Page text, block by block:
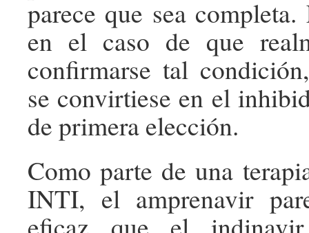
parece que sea
en el caso de que
confirmarse tal
se convirtiese en el
de primera elección.
Como parte de una
INTI, el amprenavir